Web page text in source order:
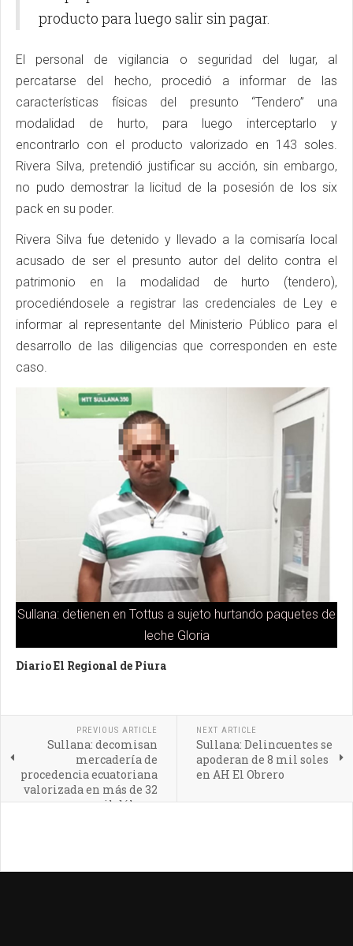
producto para luego salir sin pagar.
El personal de vigilancia o seguridad del lugar, al
percatarse del hecho, procedió a informar de las
características físicas del presunto “Tendero” una
modalidad de hurto, para luego interceptarlo y
encontrarlo con el producto valorizado en 143 soles.
Rivera Silva, pretendió justificar su acción, sin embargo,
no pudo demostrar la licitud de la posesión de los six
pack en su poder.
Rivera Silva fue detenido y llevado a la comisaría local
acusado de ser el presunto autor del delito contra el
patrimonio en la modalidad de hurto (tendero),
procediéndosele a registrar las credenciales de Ley e
informar al representante del Ministerio Público para el
desarrollo de las diligencias que corresponden en este
caso.
Sullana: detienen en Tottus a sujeto hurtando paquetes de
leche Gloria
Diario El Regional de Piura
PREVIOUS ARTICLE
Sullana: decomisan
mercadería de
procedencia ecuatoriana
valorizada en más de 32
mil dólares
NEXT ARTICLE
Sullana: Delincuentes se
apoderan de 8 mil soles
en AH El Obrero